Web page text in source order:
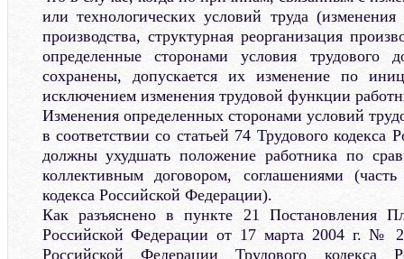
или технологических условий труда
производства, структурная реорганизация
определенные сторонами условия трудового
сохранены, допускается их изменение по
исключением изменения трудовой функции
Изменения определенных сторонами условий
в соответствии со статьей 74 Трудового кодекса
должны ухудшать положение работника по
коллективным договором, соглашениями
кодекса Российской Федерации).
Как разъяснено в пункте 21 Постановления
Российской Федерации от 17 марта 2004 г. №
Российской Федерации Трудового кодекса